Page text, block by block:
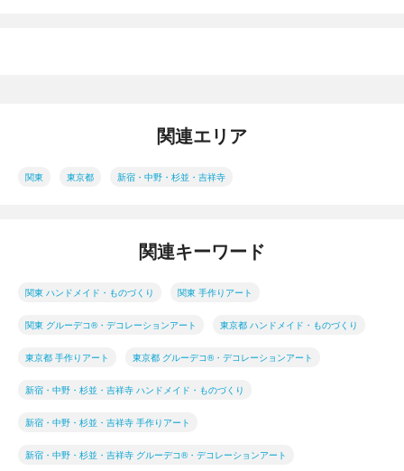
関連エリア
関東 東京都 新宿・中野・杉並・吉祥寺
関連キーワード
関東 ハンドメイド・ものづくり 関東 手作りアート
関東 グルーデコ®・デコレーションアート 東京都 ハンドメイド・ものづくり
東京都 手作りアート 東京都 グルーデコ®・デコレーションアート
新宿・中野・杉並・吉祥寺 ハンドメイド・ものづくり
新宿・中野・杉並・吉祥寺 手作りアート
新宿・中野・杉並・吉祥寺 グルーデコ®・デコレーションアート